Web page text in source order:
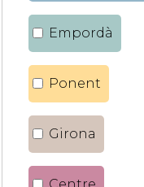
Empordà
Ponent
Girona